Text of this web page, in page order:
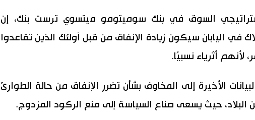
السوق في بنك سوميتومو ميتسوي ترست بنك، إن
في اليابان سيكون زيادة الإنفاق من قبل أولئك الذين تقاعدوا
لأنهم أثرياء نسبيًا.
الأخيرة إلى المخاوف بشأن تضرر الإنفاق من حالة الطوارئ
البلاد، حيث يسعى صناع السياسة إلى منع الركود المزدوج.